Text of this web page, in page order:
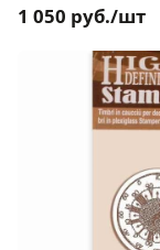
1 050 руб./шт